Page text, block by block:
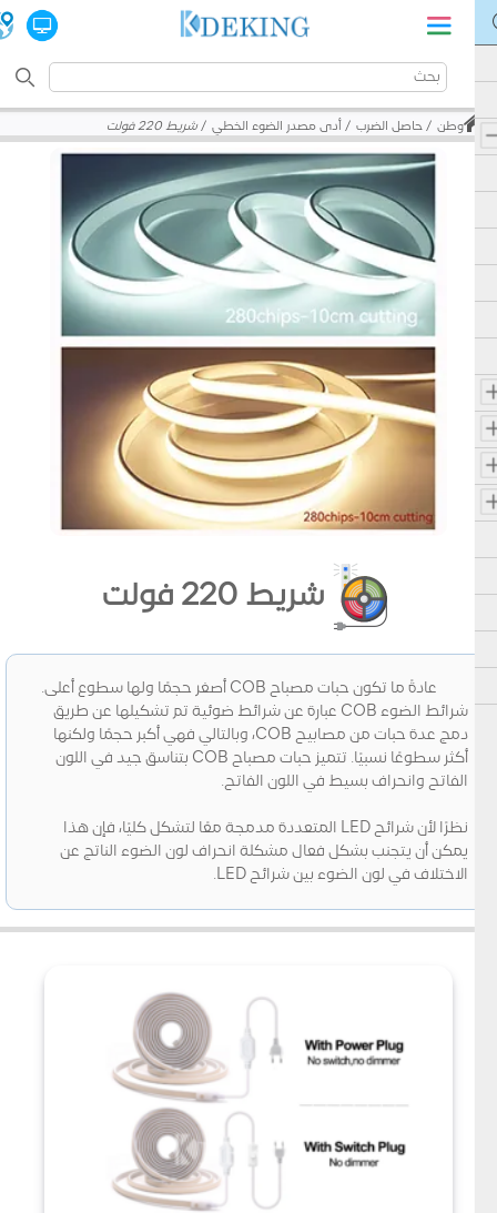
وطن حاصل الضرب أدى مصدر الضوء الخطي شريط 220 فولت
شريط 220 فولت
عادةً ما تكون حبات مصباح COB أصغر حجمًا ولها سطوع أعلى.
شرائط الضوء COB عبارة عن شرائط ضوئية تم تشكيلها عن طريق
دمج عدة حبات من مصابيح COB، وبالتالي فهي أكبر حجمًا ولكنها
أكثر سطوعًا نسبيًا. تتميز حبات مصباح COB بتناسق جيد في اللون
الفاتح وانحراف بسيط في اللون الفاتح.
نظرًا لأن شرائح LED المتعددة مدمجة معًا لتشكل كليًا، فإن هذا
يمكن أن يتجنب بشكل فعال مشكلة انحراف لون الضوء الناتج عن
الاختلاف في لون الضوء بين شرائح LED.